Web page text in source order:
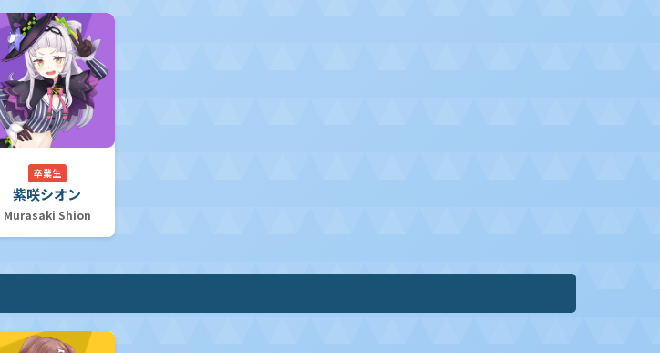
卒業生
紫咲シオン
Murasaki Shion